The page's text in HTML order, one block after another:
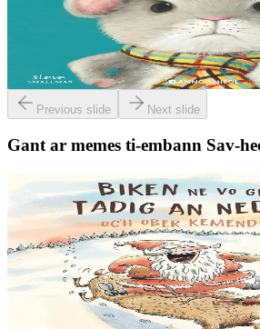
E penn ar c’hoad ez eus ul logodenn vihan
Logodennig evit bezañ grignousañ ha
deiz en em gav gant ur broc’hig...
Er stok13,00 €
Previous slide Next slide
Gant ar memes ti-embann Sav-
6 vloaz hag ouzhpenn
Sav-heol
Biken ne vo gwelet Tadig an
kemend-all !
Biken ne vo gwelet Tadig an Nedeleg oc'h
ne gaso profoù Nedeleg d’ar vugale da
gwastilli chomet war-lerc’h ar...